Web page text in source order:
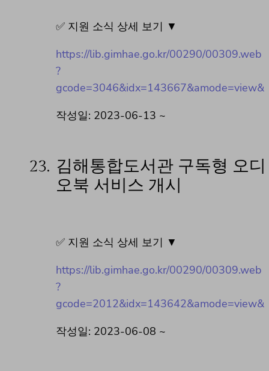
✅ 지원 소식 상세 보기 ▼
https://lib.gimhae.go.kr/00290/00309.web
?
gcode=3046&idx=143667&amode=view&
작성일: 2023-06-13 ~
23. 김해통합도서관 구독형 오디
오북 서비스 개시
✅ 지원 소식 상세 보기 ▼
https://lib.gimhae.go.kr/00290/00309.web
?
gcode=2012&idx=143642&amode=view&
작성일: 2023-06-08 ~